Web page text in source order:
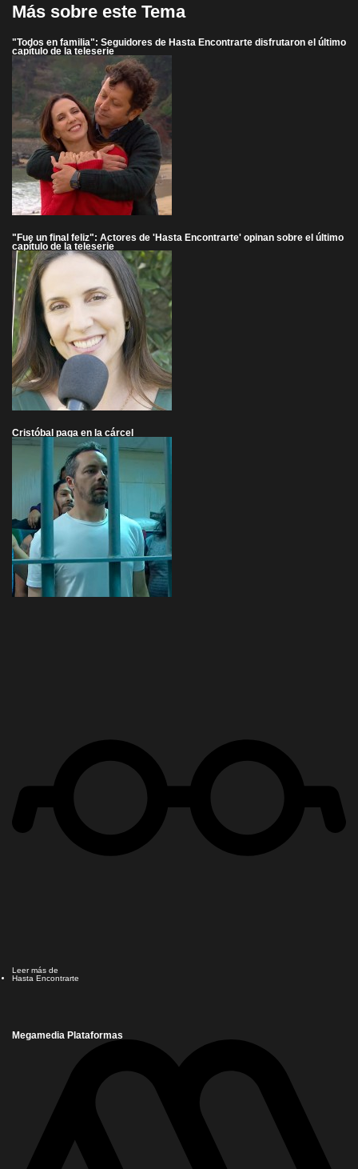
Más sobre este Tema
"Todos en familia": Seguidores de Hasta Encontrarte disfrutaron el último
capítulo de la teleserie
"Fue un final feliz": Actores de 'Hasta Encontrarte' opinan sobre el último
capítulo de la teleserie
Cristóbal paga en la cárcel
Leer más de
Hasta Encontrarte
Megamedia Plataformas